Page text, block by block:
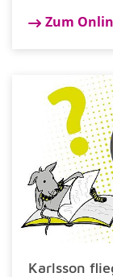
Zum
Karlsson